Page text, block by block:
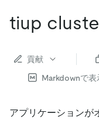
tiup
貢献
Markdownで表
アプリケーションが